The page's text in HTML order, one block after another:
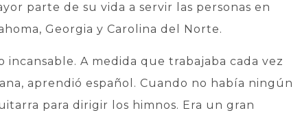
parte de su vida a servir las personas en
Georgia y Carolina del Norte.
A medida que trabajaba cada vez
aprendió español. Cuando no había ningún
para dirigir los himnos. Era un gran